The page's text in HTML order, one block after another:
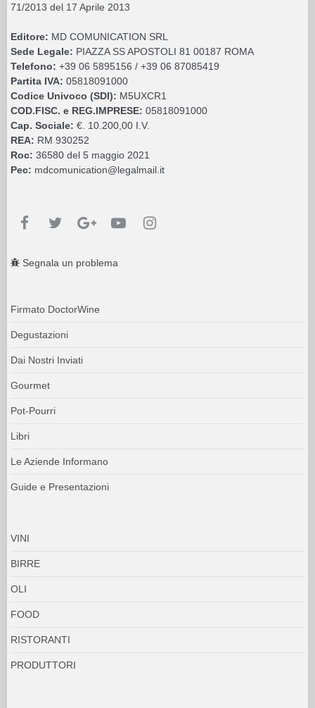
71/2013 del 17 Aprile 2013
Editore: MD COMUNICATION SRL
Sede Legale: PIAZZA SS APOSTOLI 81 00187 ROMA
Telefono: +39 06 5895156 / +39 06 87085419
Partita IVA: 05818091000
Codice Univoco (SDI): M5UXCR1
COD.FISC. e REG.IMPRESE: 05818091000
Cap. Sociale: €. 10.200,00 I.V.
REA: RM 930252
Roc: 36580 del 5 maggio 2021
Pec: mdcomunication@legalmail.it
Segnala un problema
Firmato DoctorWine
Degustazioni
Dai Nostri Inviati
Gourmet
Pot-Pourri
Libri
Le Aziende Informano
Guide e Presentazioni
VINI
BIRRE
OLI
FOOD
RISTORANTI
PRODUTTORI